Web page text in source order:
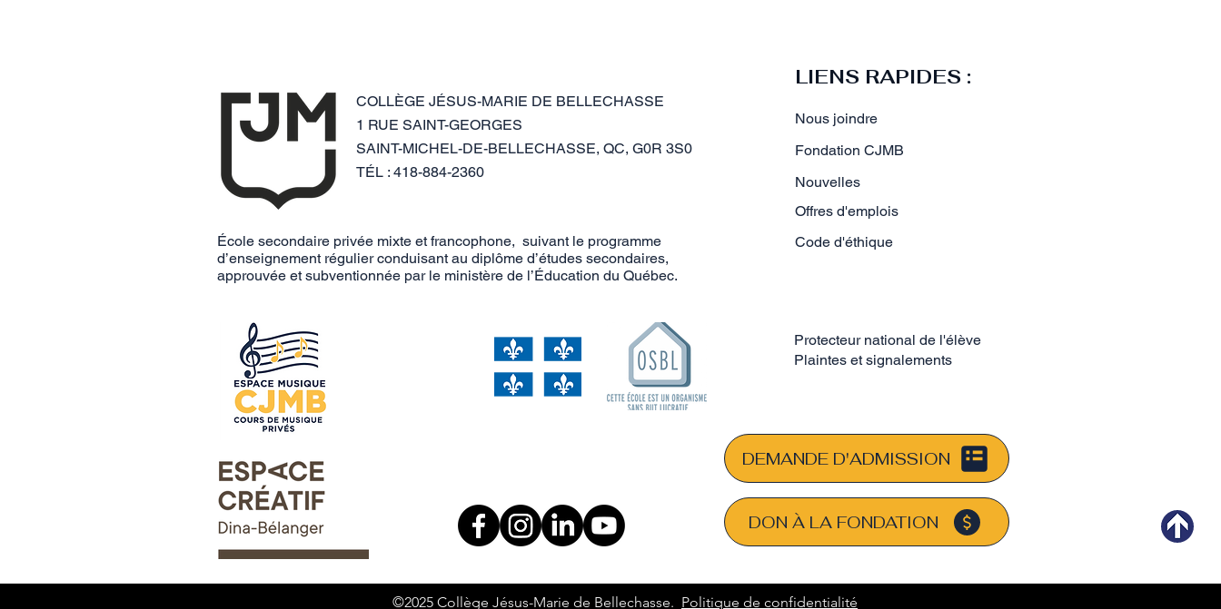
COLLÈGE JÉSUS-MARIE DE BELLECHASSE
1 RUE SAINT-GEORGES
SAINT-MICHEL-DE-BELLECHASSE, QC, G0R 3S0
TÉL : 418-884-2360​
École secondaire privée mixte et francophone, ​suivant le programme
d’enseignement régulier conduisant au diplôme d’études secondaires,
approuvée et subventionnée par le ministère de l’Éducation du Québec.
LIENS RAPIDES :
Nous joindre
Fondation CJMB
Nouvelles
Offres d'emplois
Code d'éthique
Protecteur national de l'élève
Plaintes et signalements
DEMANDE D'ADMISSION
DON À LA FONDATION
©2025 Collège Jésus-Marie de Bellechasse. Politique de confidentialité